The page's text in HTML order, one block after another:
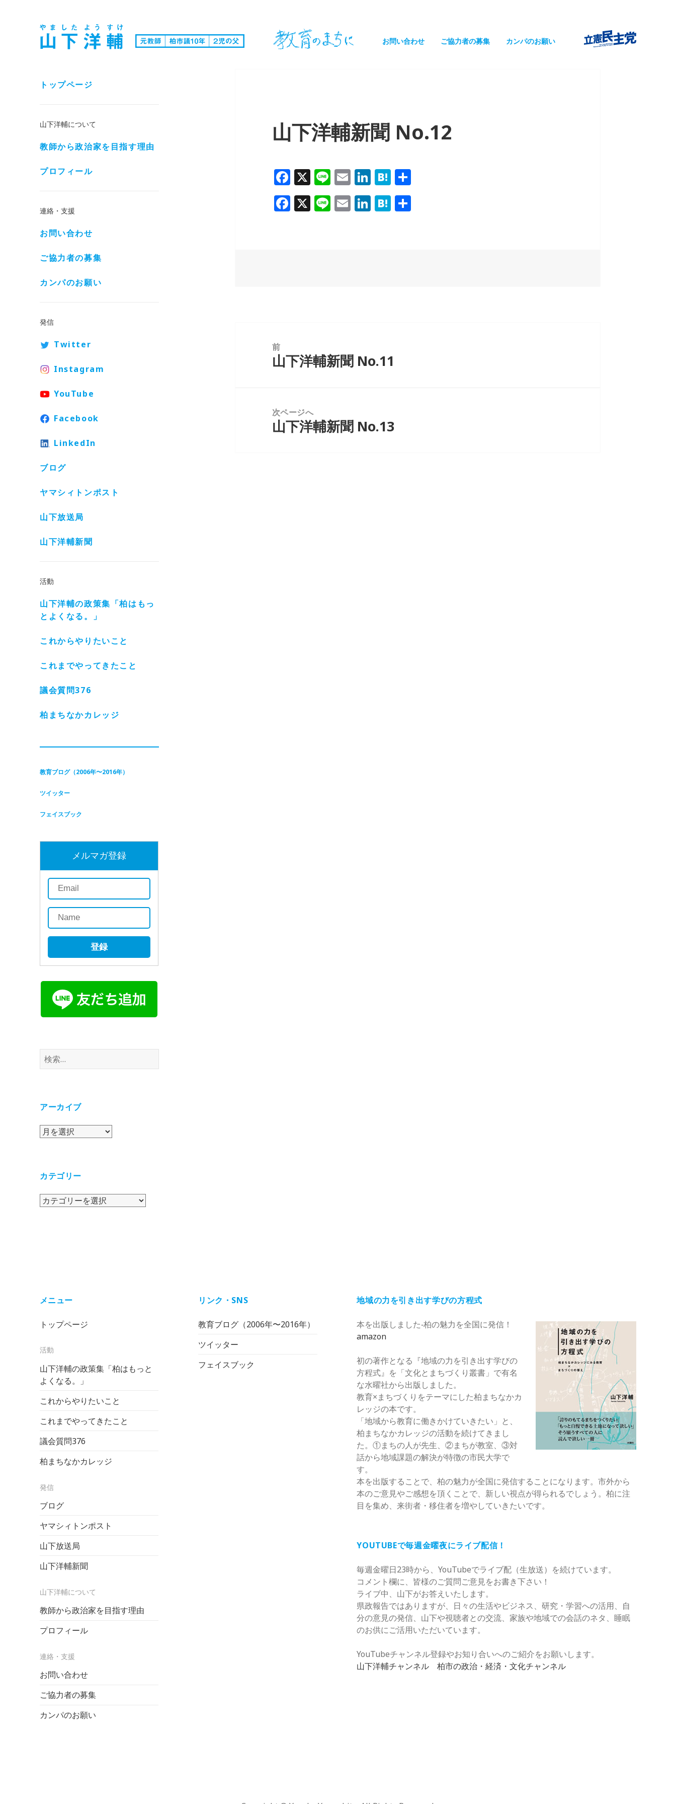
お問い合わせ ご協力者の募集 カンパのお願い
トップページ
山下洋輔について
教師から政治家を目指す理由
プロフィール
連絡・支援
お問い合わせ
ご協力者の募集
カンパのお願い
発信
Twitter
Instagram
YouTube
Facebook
LinkedIn
ブログ
ヤマシィトンポスト
山下放送局
山下洋輔新聞
活動
山下洋輔の政策集「柏はもっ
とよくなる。」
これからやりたいこと
これまでやってきたこと
議会質問376
柏まちなかカレッジ
教育ブログ（2006年〜2016年）
ツイッター
フェイスブック
メルマガ登録
登録
検
索:
アーカイブ
ア
ブ
カテゴリー
カ
山下洋輔新聞 No.12
F
a
c
X Li
n
e
E
m
ai
Li
n
k
H
at
e
共
有
F X Li E Li H 共
前
前
稿:
山下洋輔新聞 No.11
次ページへ
次山下洋輔新聞 No.13
メニュー
トップページ
活動
山下洋輔の政策集「柏はもっと
よくなる。」
これからやりたいこと
これまでやってきたこと
議会質問376
柏まちなかカレッジ
発信
ブログ
ヤマシィトンポスト
山下放送局
山下洋輔新聞
山下洋輔について
教師から政治家を目指す理由
プロフィール
連絡・支援
お問い合わせ
ご協力者の募集
カンパのお願い
リンク・SNS
教育ブログ（2006年〜2016年）
ツイッター
フェイスブック
地域の力を引き出す学びの方程式
本を出版しました‐柏の魅力を全国に発信！
amazon
初の著作となる『地域の力を引き出す学びの
方程式』を「文化とまちづくり叢書」で有名
な水曜社から出版しました。
教育×まちづくりをテーマにした柏まちなかカ
レッジの本です。
「地域から教育に働きかけていきたい」と、
柏まちなかカレッジの活動を続けてきまし
た。①まちの人が先生、②まちが教室、③対
話から地域課題の解決が特徴の市民大学で
す。
本を出版することで、柏の魅力が全国に発信することになります。市外から
本のご意見やご感想を頂くことで、新しい視点が得られるでしょう。柏に注
目を集め、来街者・移住者を増やしていきたいです。
YOUTUBEで毎週金曜夜にライブ配信！
毎週金曜日23時から、YouTubeでライブ配（生放送）を続けています。
コメント欄に、皆様のご質問ご意見をお書き下さい！
ライブ中、山下がお答えいたします。
県政報告ではありますが、日々の生活やビジネス、研究・学習への活用、自
分の意見の発信、山下や視聴者との交流、家族や地域での会話のネタ、睡眠
のお供にご活用いただいています。
YouTubeチャンネル登録やお知り合いへのご紹介をお願いします。
山下洋輔チャンネル 柏市の政治・経済・文化チャンネル